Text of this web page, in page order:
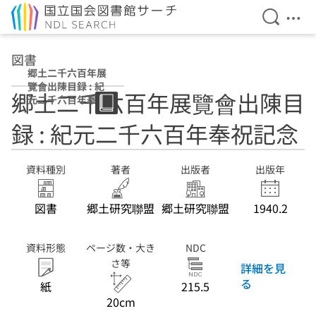
検索を
メ
図書
郷土二千六百年展
覽會出陳目録 : 紀
元二千六百年奉祝
記念
郷土二千六百年展覽會出陳目
録 : 紀元二千六百年奉祝記念
資料種別
図書
著者
郷土研究聯盟
出版者
郷土研究聯盟
出版年
1940.2
資料形態
紙
ページ数・大き
さ等
20cm
NDC
215.5
詳細を見
る